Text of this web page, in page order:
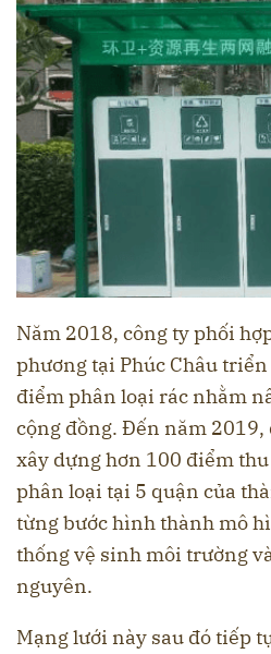
Năm 2018, công ty phối
phương tại Phúc Châu
điểm phân loại rác nhằm
cộng đồng. Đến năm
xây dựng hơn 100 điểm
phân loại tại 5 quận của
từng bước hình thành mô
thống vệ sinh môi trường
nguyên.
Mạng lưới này sau đó tiếp